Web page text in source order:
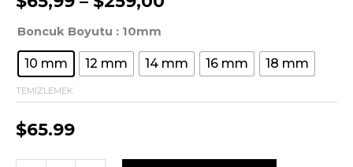
$65,99
kadar
Boncuk Boyutu : 10mm
10 mm 12 mm 14 mm 16 mm 18 mm
TEMIZLEMEK
$65.99